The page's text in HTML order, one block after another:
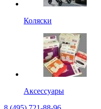
Коляски
Аксессуары